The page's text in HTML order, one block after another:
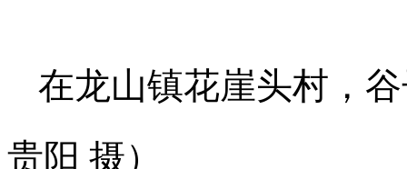
在龙山镇花崖头村，
贵阳 摄）